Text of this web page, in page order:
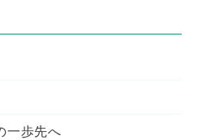
一歩先へ